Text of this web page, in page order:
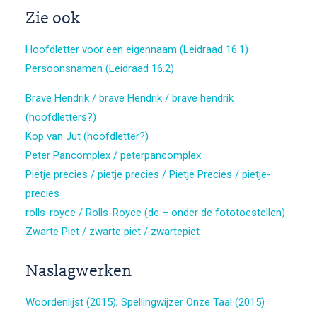
Zie ook
Hoofdletter voor een eigennaam (Leidraad 16.1)
Persoonsnamen (Leidraad 16.2)
Brave Hendrik / brave Hendrik / brave hendrik
(hoofdletters?)
Kop van Jut (hoofdletter?)
Peter Pancomplex / peterpancomplex
Pietje precies / pietje precies / Pietje Precies / pietje-
precies
rolls-royce / Rolls-Royce (de – onder de fototoestellen)
Zwarte Piet / zwarte piet / zwartepiet
Naslagwerken
Woordenlijst (2015); Spellingwijzer Onze Taal (2015)